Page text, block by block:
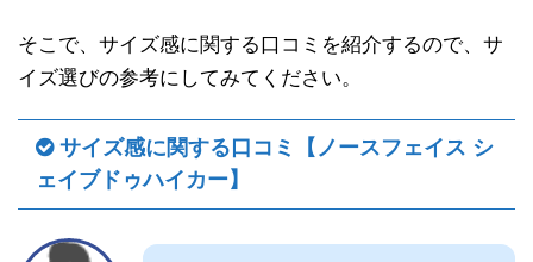
そこで、サイズ感に関する口コミを紹介するので、サ
イズ選びの参考にしてみてください。
サイズ感に関する口コミ【ノースフェイス シ
ェイブドゥハイカー】